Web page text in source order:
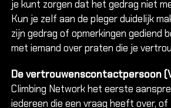
je kunt zorgen dat het gedrag niet
Kun je zelf aan de pleger duidelijk
zijn gedrag of opmerkingen gediend
met iemand over praten die je
De vertrouwenscontactpersoon
Climbing Network het eerste
iedereen die een vraag heeft over,